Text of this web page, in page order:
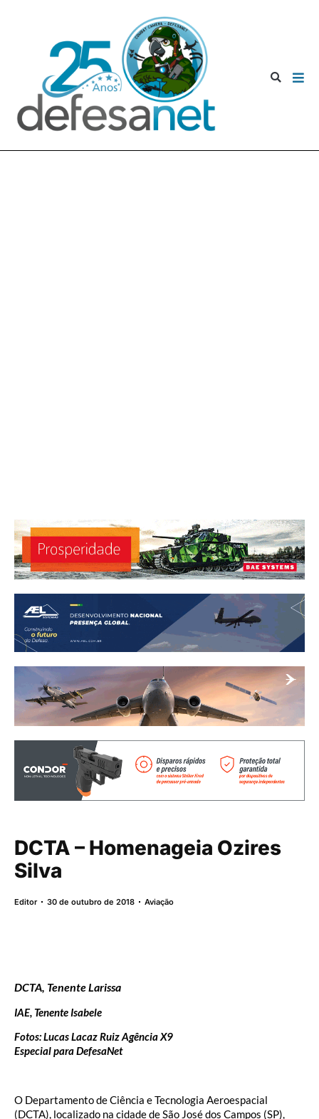
DCTA – Homenageia Ozires
Silva
Editor 30 de outubro de 2018 Aviação
DCTA, Tenente Larissa
IAE, Tenente Isabele
Fotos: Lucas Lacaz Ruiz Agência X9
Especial para DefesaNet
O Departamento de Ciência e Tecnologia Aeroespacial
(DCTA), localizado na cidade de São José dos Campos (SP),